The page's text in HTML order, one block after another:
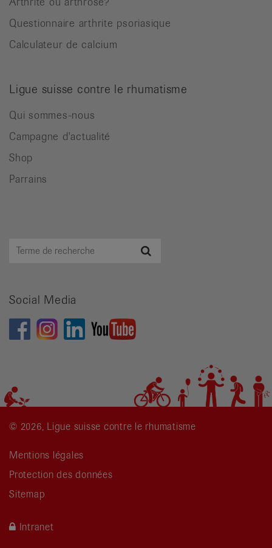
Questionnaire arthrite psoriasique
Calculateur de calcium
Ligue suisse contre le rhumatisme
Qui sommes-nous
Campagne d'actualité
Shop
Parrains
Terme
Social Media
© 2026, Ligue suisse contre le rhumatisme
Mentions légales
Protection des données
Sitemap
Intranet